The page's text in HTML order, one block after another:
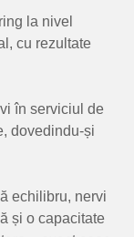
la nivel
cu rezultate
în serviciul de
dovedindu-și
echilibru, nervi
și o capacitate